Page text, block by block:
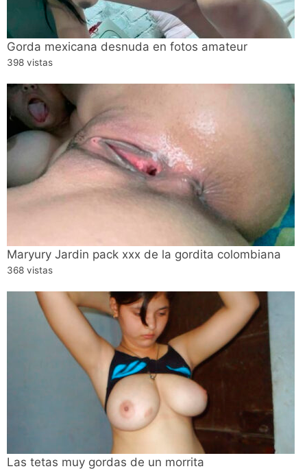
Gorda mexicana desnuda en fotos amateur
398 vistas
Maryury Jardin pack xxx de la gordita colombiana
368 vistas
Las tetas muy gordas de un morrita